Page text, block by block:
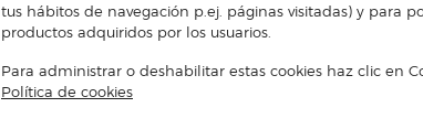
tus hábitos de navegación p.ej. páginas visitadas) y para
productos adquiridos por los usuarios.
Para administrar o deshabilitar estas cookies haz clic en
Política de cookies